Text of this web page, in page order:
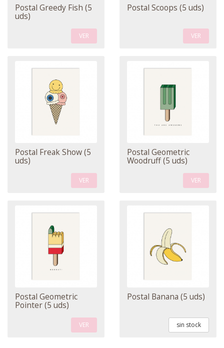
Postal Greedy Fish (5
uds)
VER
Postal Scoops (5 uds)
VER
Postal Freak Show (5
uds)
VER
Postal Geometric
Woodruff (5 uds)
VER
Postal Geometric
Pointer (5 uds)
VER
Postal Banana (5 uds)
sin stock